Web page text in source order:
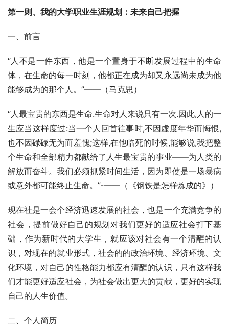
第一则、我的大学职业生涯规划：未来自己把握
一、前言
“人不是一件东西，他是一个置身于不断发展过程中的生命
体，在生命的每一时刻，他都正在成为却又永远尚未成为他
能够成为的那个人。”——（马克思）
“人最宝贵的东西是生命.生命对人来说只有一次.因此,人的一
生应当这样度过:当一个人回首往事时,不因虚度年华而悔恨,
也不因碌碌无为而羞愧;这样,在他临死的时候,能够说,我把整
个生命和全部精力都献给了人生最宝贵的事业——为人类的
解放而奋斗。我们必须抓紧时间生活，因为即使是一场暴病
或意外都可能终止生命。”-——（《钢铁是怎样炼成的》）
现在社是一会个经济迅速发展的社会，也是一个充满竞争的
社会，提前做好自己的规划对我们更好的适应社会打下基
础，作为新时代的大学生，就应该对社会有一个清醒的认
识，对现在的就业形式，社会的的政治环境、经济环境、文
化环境，对自己的性格能力都应有清醒的认识，只有这样我
们才能更好适应社会，为社会做出更大的贡献，更好的实现
自己的人生价值。
二、个人简历